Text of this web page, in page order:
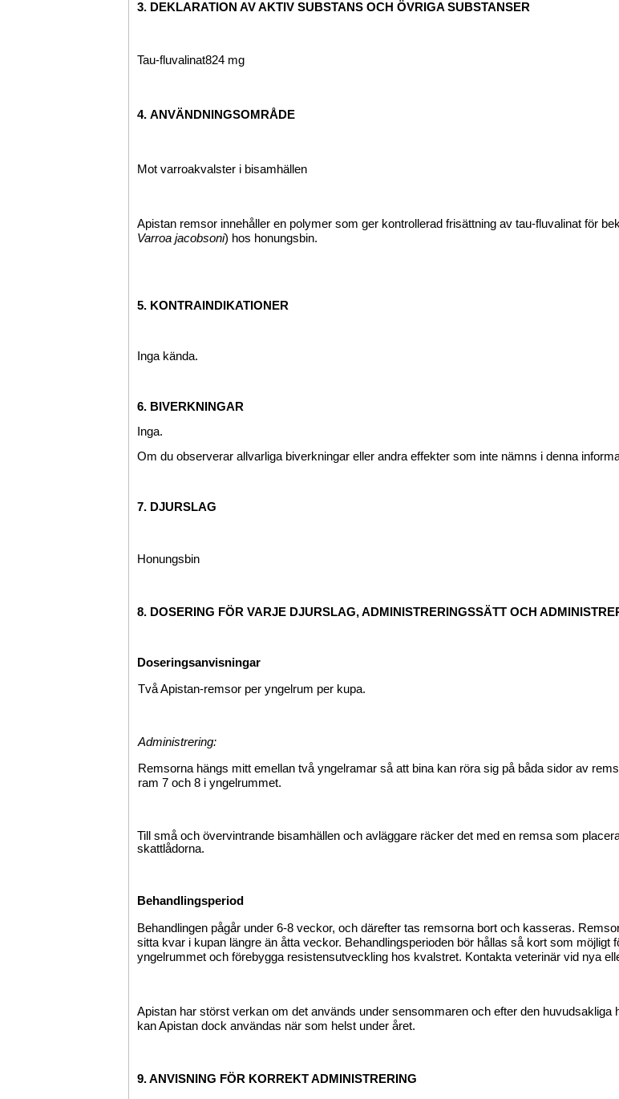
3. DEKLARATION AV AKTIV SUBSTANS OCH ÖVRIGA SUBSTANSER
Tau-fluvalinat824 mg
4. ANVÄNDNINGSOMRÅDE
Mot varroakvalster i bisamhällen
Apistan remsor innehåller en polymer som ger kontrollerad frisättning av tau-fluvalinat för
Varroa jacobsoni) hos honungsbin.
5. KONTRAINDIKATIONER
Inga kända.
6. BIVERKNINGAR
Inga.
Om du observerar allvarliga biverkningar eller andra effekter som inte nämns i denna
7. DJURSLAG
Honungsbin
8. DOSERING FÖR VARJE DJURSLAG, ADMINISTRERINGSSÄTT OCH
Doseringsanvisningar
Två Apistan-remsor per yngelrum per kupa.
Administrering:
Remsorna hängs mitt emellan två yngelramar så att bina kan röra sig på båda sidor av
ram 7 och 8 i yngelrummet.
Till små och övervintrande bisamhällen och avläggare räcker det med en remsa som
skattlådorna.
Behandlingsperiod
Behandlingen pågår under 6-8 veckor, och därefter tas remsorna bort och kasseras.
sitta kvar i kupan längre än åtta veckor. Behandlingsperioden bör hållas så kort som
yngelrummet och förebygga resistensutveckling hos kvalstret. Kontakta veterinär vid nya
Apistan har störst verkan om det används under sensommaren och efter den
kan Apistan dock användas när som helst under året.
9. ANVISNING FÖR KORREKT ADMINISTRERING